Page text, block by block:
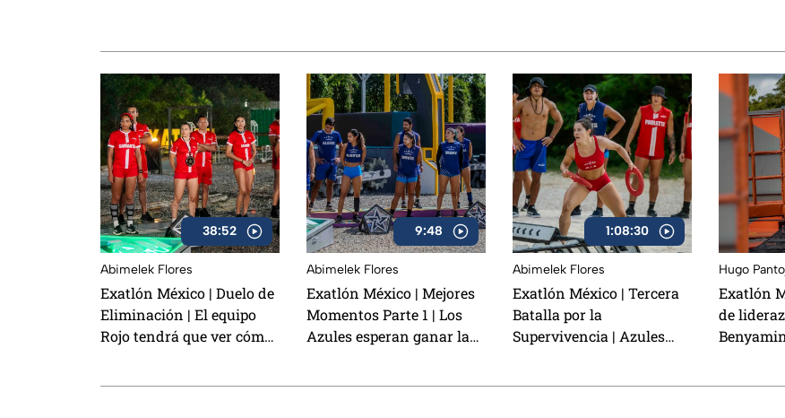
38:52
Abimelek Flores
Exatlón México | Duelo de
Eliminación | El equipo
Rojo tendrá que ver cómo
9:48
Abimelek Flores
Exatlón México | Mejores
Momentos Parte 1 | Los
Azules esperan ganar la
1:08:30
Abimelek Flores
Exatlón México | Tercera
Batalla por la
Supervivencia | Azules
Hugo
Exatlón
de